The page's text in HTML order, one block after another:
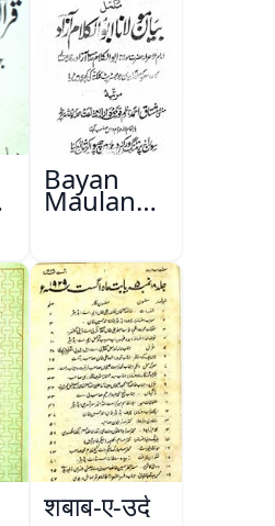
Bayan
Maulana
Abul
Azad
शबाब-ए-उर्दू